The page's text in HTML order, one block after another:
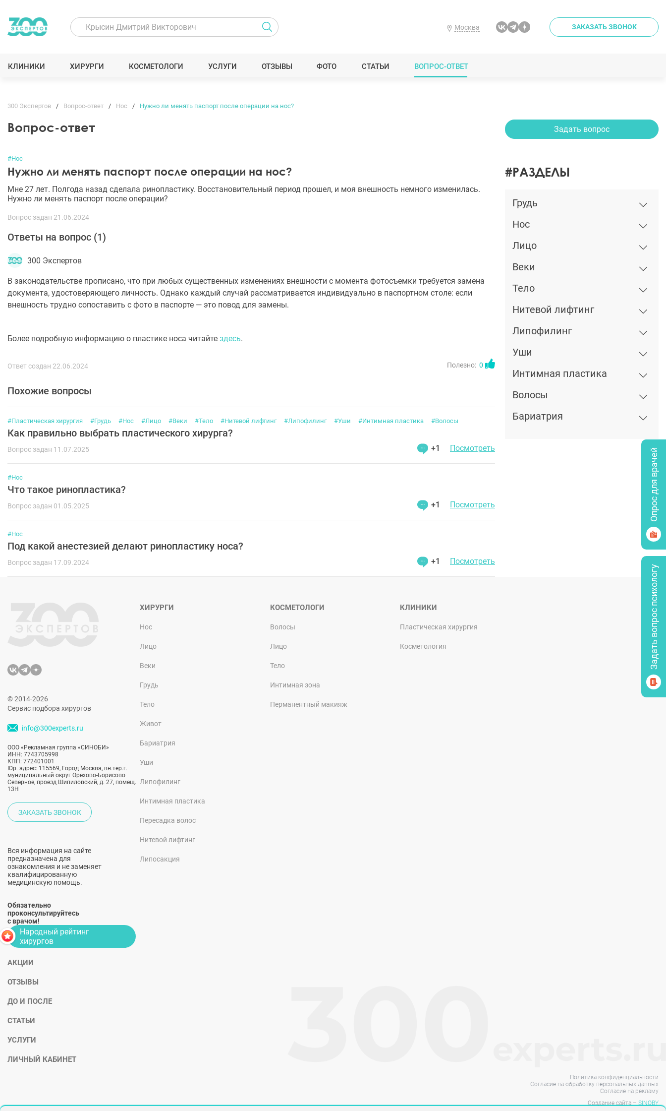
Москва ЗАКАЗАТЬ ЗВОНОК
КЛИНИКИ ХИРУРГИ КОСМЕТОЛОГИ УСЛУГИ ОТЗЫВЫ ФОТО СТАТЬИ ВОПРОС-ОТВЕТ
300 Экспертов Вопрос-ответ Нос Нужно ли менять паспорт после операции на нос?
Вопрос-ответ
#Нос
Нужно ли менять паспорт после операции на нос?
Мне 27 лет. Полгода назад сделала ринопластику. Восстановительный период прошел, и моя внешность немного изменилась.
Нужно ли менять паспорт после операции?
Вопрос задан 21.06.2024
Ответы на вопрос (1)
300 Экспертов
В законодательстве прописано, что при любых существенных изменениях внешности с момента фотосъемки требуется замена
документа, удостоверяющего личность. Однако каждый случай рассматривается индивидуально в паспортном столе: если
внешность трудно сопоставить с фото в паспорте — это повод для замены.
Более подробную информацию о пластике носа читайте здесь.
Ответ создан 22.06.2024 Полезно: 0
Похожие вопросы
#Пластическая хирургия #Грудь #Нос #Лицо #Веки #Тело #Нитевой лифтинг #Липофилинг #Уши #Интимная пластика #Волосы
Как правильно выбрать пластического хирурга?
Вопрос задан 11.07.2025 +1 Посмотреть
#Нос
Что такое ринопластика?
Вопрос задан 01.05.2025 +1 Посмотреть
#Нос
Под какой анестезией делают ринопластику носа?
Вопрос задан 17.09.2024 +1 Посмотреть
Задать вопрос
#РАЗДЕЛЫ
Грудь
Нос
Лицо
Веки
Тело
Нитевой лифтинг
Липофилинг
Уши
Интимная пластика
Волосы
Бариатрия
© 2014-2026
Сервис подбора хирургов
info@300experts.ru
ООО «Рекламная группа «СИНОБИ»
ИНН: 7743705998
КПП: 772401001
Юр. адрес: 115569, Город Москва, вн.тер.г.
муниципальный округ Орехово-Борисово
Северное, проезд Шипиловский, д. 27, помещ.
13Н
ЗАКАЗАТЬ ЗВОНОК
Вся информация на сайте
предназначена для
ознакомления и не заменяет
квалифицированную
медицинскую помощь.
Обязательно
проконсультируйтесь
с врачом!
ХИРУРГИ
Нос
Лицо
Веки
Грудь
Тело
Живот
Бариатрия
Уши
Липофилинг
Интимная пластика
Пересадка волос
Нитевой лифтинг
Липосакция
КОСМЕТОЛОГИ
Волосы
Лицо
Тело
Интимная зона
Перманентный макияж
КЛИНИКИ
Пластическая хирургия
Косметология
Народный рейтинг
хирургов
АКЦИИ
ОТЗЫВЫ
ДО И ПОСЛЕ
СТАТЬИ
УСЛУГИ
ЛИЧНЫЙ КАБИНЕТ
Политика конфиденциальности
Согласие на обработку персональных данных
Согласие на рекламу
Создание сайта –SINOBY
Опрос для врачей
Задать вопрос психологу